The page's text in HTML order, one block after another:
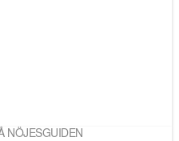
NÖJESGUIDEN